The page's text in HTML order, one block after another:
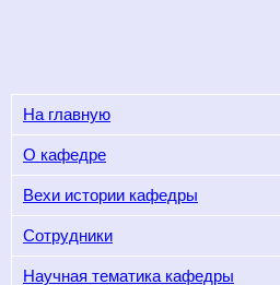
На главную
О кафедре
Вехи истории кафедры
Сотрудники
Научная тематика кафедры